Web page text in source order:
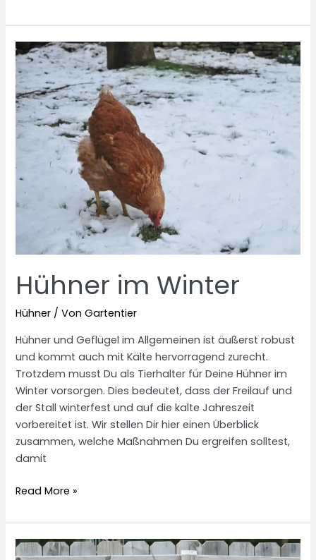
Amseln?
Hühner im Winter
Hühner / VonGartentier
Hühner und Geflügel im Allgemeinen ist äußerst robust
und kommt auch mit Kälte hervorragend zurecht.
Trotzdem musst Du als Tierhalter für Deine Hühner im
Winter vorsorgen. Dies bedeutet, dass der Freilauf und
der Stall winterfest und auf die kalte Jahreszeit
vorbereitet ist. Wir stellen Dir hier einen Überblick
zusammen, welche Maßnahmen Du ergreifen solltest,
damit
Hühner
Winter
Read More »